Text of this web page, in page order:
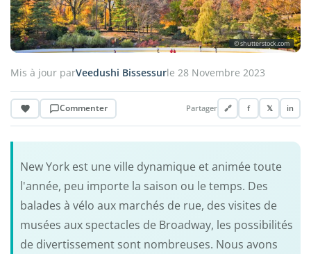
© shutterstock.com
Mis à jour parVeedushi Bissessurle 28 Novembre 2023
Commenter Partager 🔗 f 𝕏 in
New York est une ville dynamique et animée toute
l'année, peu importe la saison ou le temps. Des
balades à vélo aux marchés de rue, des visites de
musées aux spectacles de Broadway, les possibilités
de divertissement sont nombreuses. Nous avons